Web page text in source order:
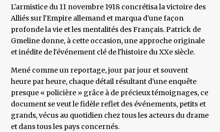
L'armistice du 11 novembre 1918 concrétisa la victoire des
Alliés sur l'Empire allemand et marqua d'une façon
profonde la vie et les mentalités des Français. Patrick de
Gmeline donne, à cette occasion, une approche originale
et inédite de l'événement clé de l'histoire du XXe siècle.
Mené comme un reportage, jour par jour et souvent
heure par heure, chaque détail résultant d'une enquête
presque « policière » grâce à de précieux témoignages, ce
document se veut le fidèle reflet des événements, petits et
grands, vécus au quotidien chez tous les acteurs du drame
et dans tous les pays concernés.